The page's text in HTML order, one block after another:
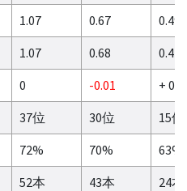
1.07 0.67
0.49
1.07 0.68
0.47
0 -0.01
+
37位 30位
15位
72% 70%
63%
52本 43本 24本